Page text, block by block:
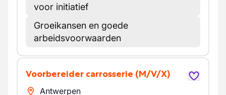
voor initiatief
Groeikansen en goede
arbeidsvoorwaarden
Voorbereider carrosserie (M/V/X)
Antwerpen